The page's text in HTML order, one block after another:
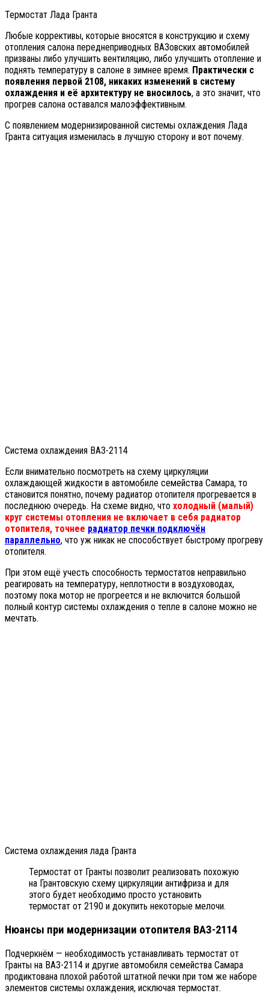
Термостат Лада Гранта
Любые коррективы, которые вносятся в конструкцию и схему
отопления салона переднеприводных ВАЗовских автомобилей
призваны либо улучшить вентиляцию, либо улучшить отопление и
поднять температуру в салоне в зимнее время. Практически с
появления первой 2108, никаких изменений в систему
охлаждения и её архитектуру не вносилось, а это значит, что
прогрев салона оставался малоэффективным.
С появлением модернизированной системы охлаждения Лада
Гранта ситуация изменилась в лучшую сторону и вот почему.
Система охлаждения ВАЗ-2114
Если внимательно посмотреть на схему циркуляции
охлаждающей жидкости в автомобиле семейства Самара, то
становится понятно, почему радиатор отопителя прогревается в
последнюю очередь. На схеме видно, что холодный (малый)
круг системы отопления не включает в себя радиатор
отопителя, точнее радиатор печки подключён
параллельно, что уж никак не способствует быстрому прогреву
отопителя.
При этом ещё учесть способность термостатов неправильно
реагировать на температуру, неплотности в воздуховодах,
поэтому пока мотор не прогреется и не включится большой
полный контур системы охлаждения о тепле в салоне можно не
мечтать.
Система охлаждения лада Гранта
Термостат от Гранты позволит реализовать похожую
на Грантовскую схему циркуляции антифриза и для
этого будет необходимо просто установить
термостат от 2190 и докупить некоторые мелочи.
Нюансы при модернизации отопителя ВАЗ-2114
Подчеркнём — необходимость устанавливать термостат от
Гранты на ВАЗ-2114 и другие автомобиля семейства Самара
продиктована плохой работой штатной печки при том же наборе
элементов системы охлаждения, исключая термостат.